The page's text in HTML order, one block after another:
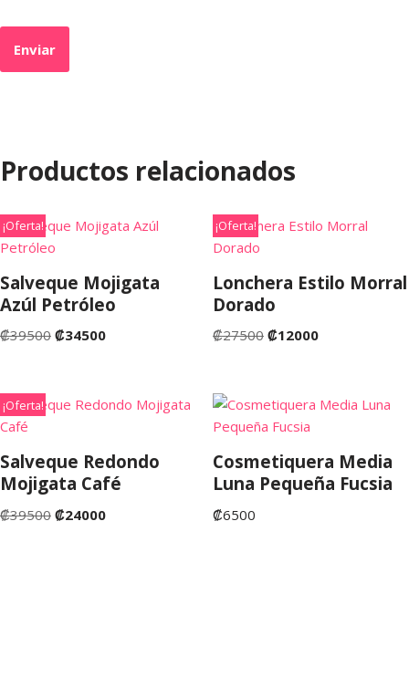
Productos relacionados
¡Oferta!
Salveque Mojigata
Azúl Petróleo
₡39500 ₡34500
¡Oferta!
Lonchera Estilo Morral
Dorado
₡27500 ₡12000
¡Oferta!
Salveque Redondo
Mojigata Café
₡39500 ₡24000
Cosmetiquera Media
Luna Pequeña Fucsia
₡6500